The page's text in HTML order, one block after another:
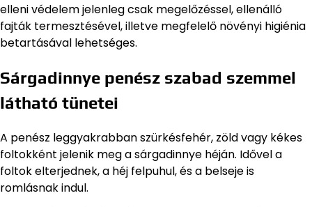
elleni védelem jelenleg csak megelőzéssel, ellenálló
fajták termesztésével, illetve megfelelő növényi higiénia
betartásával lehetséges.
Sárgadinnye penész szabad szemmel
látható tünetei
A penész leggyakrabban szürkésfehér, zöld vagy kékes
foltokként jelenik meg a sárgadinnye héján. Idővel a
foltok elterjednek, a héj felpuhul, és a belseje is
romlásnak indul.